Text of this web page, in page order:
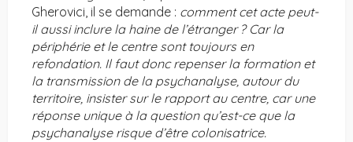
Gherovici, il se demande : comment cet acte peut-
il aussi inclure la haine de l’étranger ? Car la
périphérie et le centre sont toujours en
refondation. Il faut donc repenser la formation et
la transmission de la psychanalyse, autour du
territoire, insister sur le rapport au centre, car une
réponse unique à la question qu’est-ce que la
psychanalyse risque d’être colonisatrice.